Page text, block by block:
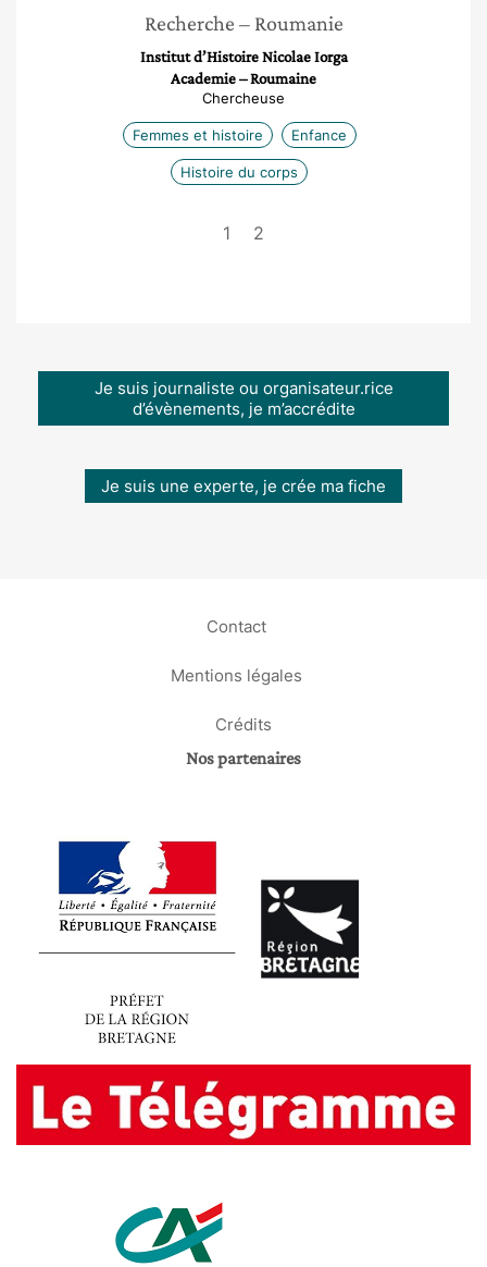
Recherche – Roumanie
Institut d’Histoire Nicolae Iorga
Academie – Roumaine
Chercheuse
Femmes et histoire Enfance
Histoire du corps
1 2
Je suis journaliste ou organisateur.rice
d’évènements, je m’accrédite
Je suis une experte, je crée ma fiche
Contact
Mentions légales
Crédits
Nos partenaires